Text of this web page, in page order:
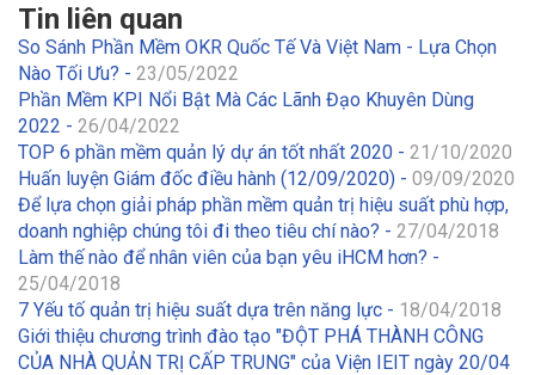
Tin liên quan
So Sánh Phần Mềm OKR Quốc Tế Và Việt Nam - Lựa Chọn
Nào Tối Ưu? - 23/05/2022
Phần Mềm KPI Nổi Bật Mà Các Lãnh Đạo Khuyên Dùng
2022 - 26/04/2022
TOP 6 phần mềm quản lý dự án tốt nhất 2020 - 21/10/2020
Huấn luyện Giám đốc điều hành (12/09/2020) - 09/09/2020
Để lựa chọn giải pháp phần mềm quản trị hiệu suất phù hợp,
doanh nghiệp chúng tôi đi theo tiêu chí nào? - 27/04/2018
Làm thế nào để nhân viên của bạn yêu iHCM hơn? -
25/04/2018
7 Yếu tố quản trị hiệu suất dựa trên năng lực - 18/04/2018
Giới thiệu chương trình đào tạo "ĐỘT PHÁ THÀNH CÔNG
CỦA NHÀ QUẢN TRỊ CẤP TRUNG" của Viện IEIT ngày 20/04